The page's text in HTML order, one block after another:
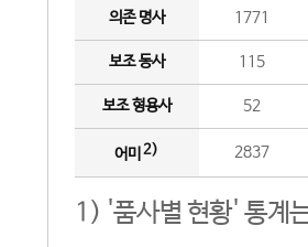
의존 명사 1771
보조 동사 115
보조 형용사 52
어미 2) 2837
1) '품사별 현황' 통계